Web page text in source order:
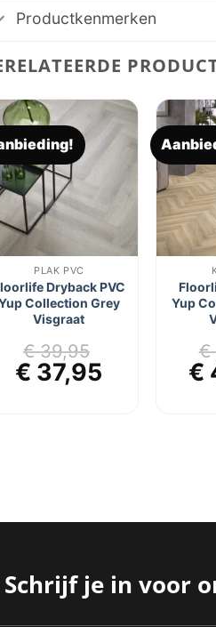
Productkenmerken
Toevoegen
verlanglijst
PLAK PVC
Dryback PVC
Collection Grey
Visgraat
€39,95
Oorspronkelijke
prijs
€ 37,95 Huidige
Yup
€
€
Schrijf je in voor